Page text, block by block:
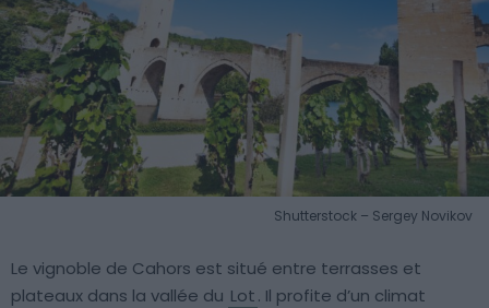
Shutterstock – Sergey Novikov
Le vignoble de Cahors est situé entre terrasses et
plateaux dans la vallée du Lot. Il profite d’un climat